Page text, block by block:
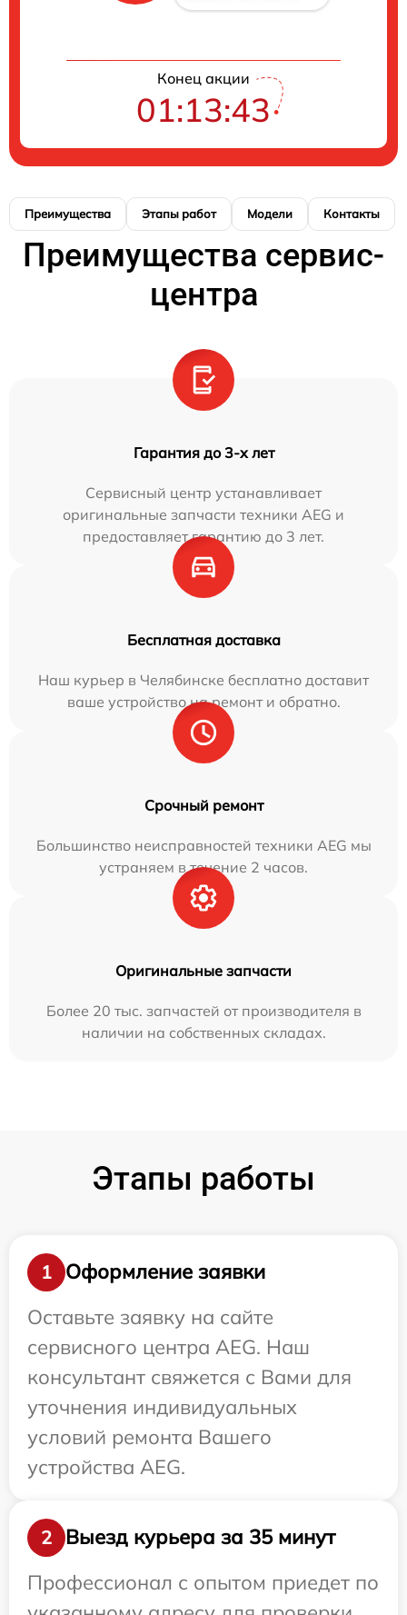
Конец акции
01:13:42
Преимущества Этапы работ Модели Контакты
Преимущества сервис-
центра
Гарантия до 3-х лет
Сервисный центр устанавливает
оригинальные запчасти техники AEG и
предоставляет гарантию до 3 лет.
Бесплатная доставка
Наш курьер в Челябинске бесплатно доставит
ваше устройство на ремонт и обратно.
Срочный ремонт
Большинство неисправностей техники AEG мы
устраняем в течение 2 часов.
Оригинальные запчасти
Более 20 тыс. запчастей от производителя в
наличии на собственных складах.
Этапы работы
1
Оформление заявки
Оставьте заявку на сайте
сервисного центра AEG. Наш
консультант свяжется с Вами для
уточнения индивидуальных
условий ремонта Вашего
устройства AEG.
2
Выезд курьера за 35 минут
Профессионал с опытом приедет по